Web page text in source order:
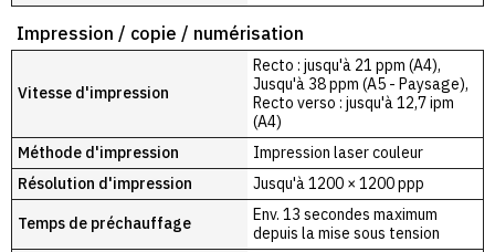
Impression / copie / numérisation
Vitesse d'impression
Recto : jusqu'à 21 ppm (A4),
Jusqu'à 38 ppm (A5 - Paysage),
Recto verso : jusqu'à 12,7 ipm
(A4)
Méthode d'impression
Impression laser couleur
Résolution d'impression
Jusqu'à 1200 × 1200 ppp
Temps de préchauffage
Env. 13 secondes maximum
depuis la mise sous tension